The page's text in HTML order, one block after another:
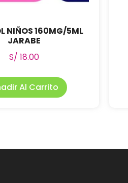
NIÑOS 160MG/5ML
JARABE
S/ 18.00
Al Carrito